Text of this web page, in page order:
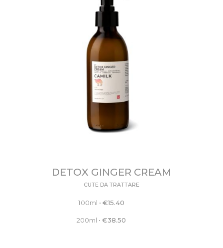
DETOX GINGER CREAM
CUTE DA TRATTARE
100ml •€15.40
200ml •€38.50